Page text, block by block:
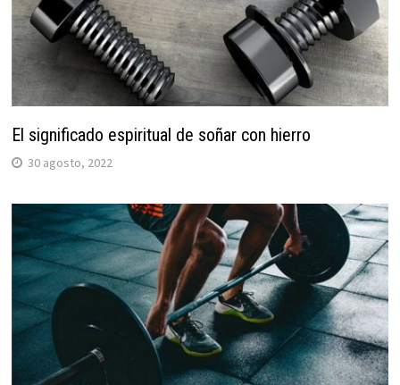
El significado espiritual de soñar con hierro
30 agosto, 2022